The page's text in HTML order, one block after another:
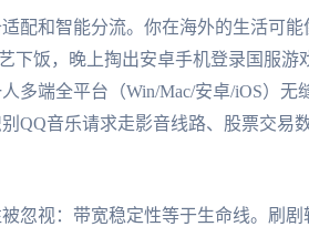
配和智能分流。你在海外的生活可
下饭，晚上掏出安卓手机登录国服
多端全平台（Win/Mac/安卓/iOS）
QQ音乐请求走影音线路、股票交易
忽视：带宽稳定性等于生命线。刷